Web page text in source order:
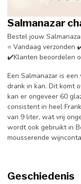
Salmanazar
Bestel jouw
= Vandaag verzonden
✔️Klanten beoordelen
Een Salmanazar is
drank in kan. Dit komt
kan er ongeveer 60
consistent in heel
van 9 liter, wat vrij
wordt ook gebruikt in
mousserende
Geschiedenis